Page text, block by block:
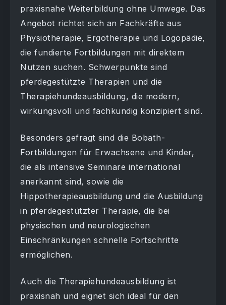
praxisnahe Weiterbildung ohne Umwege. Das
Angebot richtet sich an Fachkräfte aus
Physiotherapie, Ergotherapie und Logopädie,
die fundierte Fortbildungen mit direktem
Nutzen suchen. Schwerpunkte sind
pferdegestützte Therapien und die
Therapiehundeausbildung, die modern,
wirkungsvoll und fachkundig konzipiert sind.
Besonders gefragt sind die Bobath-
Fortbildungen für Erwachsene und Kinder,
die als intensive Seminare international
anerkannt sind, sowie die
Hippotherapieausbildung und die Ausbildung
in pferdegestützter Therapie, die bei
physischen und neurologischen
Einschränkungen schnelle Fortschritte
ermöglichen.
Auch die Therapiehundeausbildung ist
praxisnah und eignet sich ideal für den